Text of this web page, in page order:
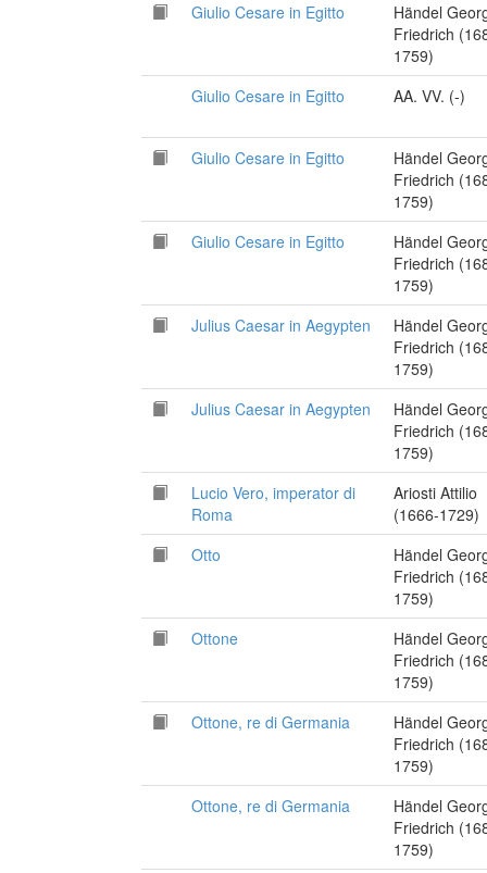
Giulio Cesare in Egitto
Händel
Friedrich
1759)
Giulio Cesare in Egitto
AA. VV. (-)
Giulio Cesare in Egitto
Händel
Friedrich
1759)
Giulio Cesare in Egitto
Händel
Friedrich
1759)
Julius Caesar in Aegypten
Händel
Friedrich
1759)
Julius Caesar in Aegypten
Händel
Friedrich
1759)
Lucio Vero, imperator di
Roma
Ariosti Attilio
(1666-1729)
Otto
Händel
Friedrich
1759)
Ottone
Händel
Friedrich
1759)
Ottone, re di Germania
Händel
Friedrich
1759)
Ottone, re di Germania
Händel
Friedrich
1759)